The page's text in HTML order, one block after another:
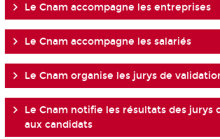
Le Cnam accompagne les entreprises
Le Cnam accompagne les salariés
Le Cnam organise les jurys de
Le Cnam notifie les résultats des jurys
aux candidats